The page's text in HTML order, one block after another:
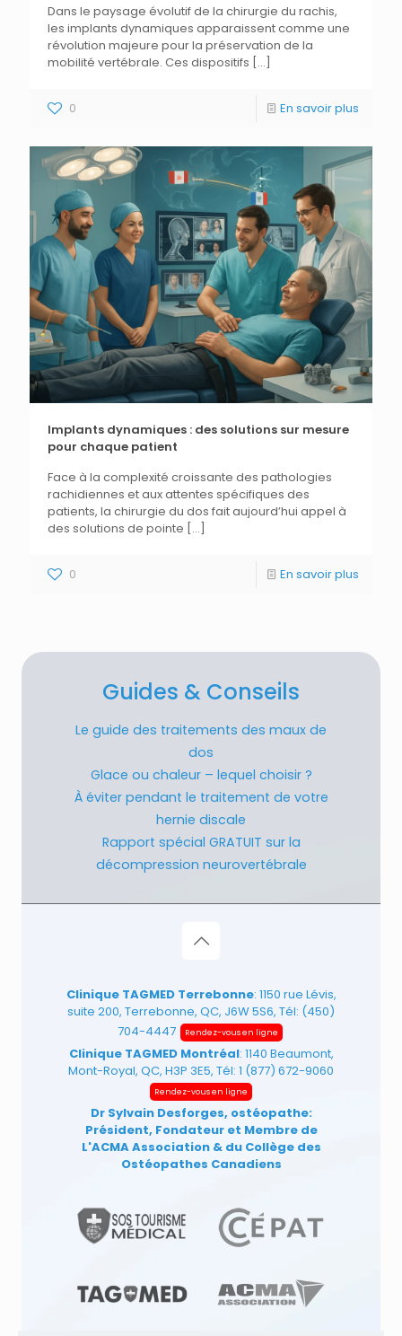
Dans le paysage évolutif de la chirurgie du rachis,
les implants dynamiques apparaissent comme une
révolution majeure pour la préservation de la
mobilité vertébrale. Ces dispositifs […]
0 En savoir plus
Implants dynamiques : des solutions sur mesure
pour chaque patient
Face à la complexité croissante des pathologies
rachidiennes et aux attentes spécifiques des
patients, la chirurgie du dos fait aujourd’hui appel à
des solutions de pointe […]
0 En savoir plus
Guides & Conseils
Le guide des traitements des maux de
dos
Glace ou chaleur – lequel choisir ?
À éviter pendant le traitement de votre
hernie discale
Rapport spécial GRATUIT sur la
décompression neurovertébrale
Clinique TAGMED Terrebonne: 1150 rue Lévis,
suite 200, Terrebonne, QC, J6W 5S6, Tél: (450)
704-4447
Rendez-vous en ligne
Clinique TAGMED Montréal: 1140 Beaumont,
Mont-Royal, QC, H3P 3E5, Tél: 1 (877) 672-9060
Rendez-vous en ligne
Dr Sylvain Desforges, ostéopathe:
Président, Fondateur et Membre de
L'ACMA Association & du Collège des
Ostéopathes Canadiens